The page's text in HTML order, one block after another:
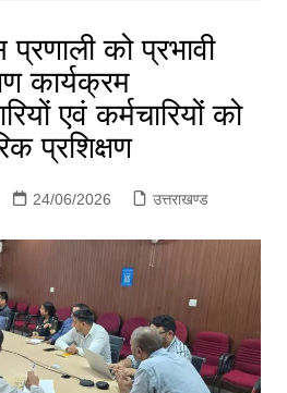
को प्रभावी
कार्यक्रम
एवं कर्मचारियों को
प्रशिक्षण
24/06/2026 उत्तराखण्ड